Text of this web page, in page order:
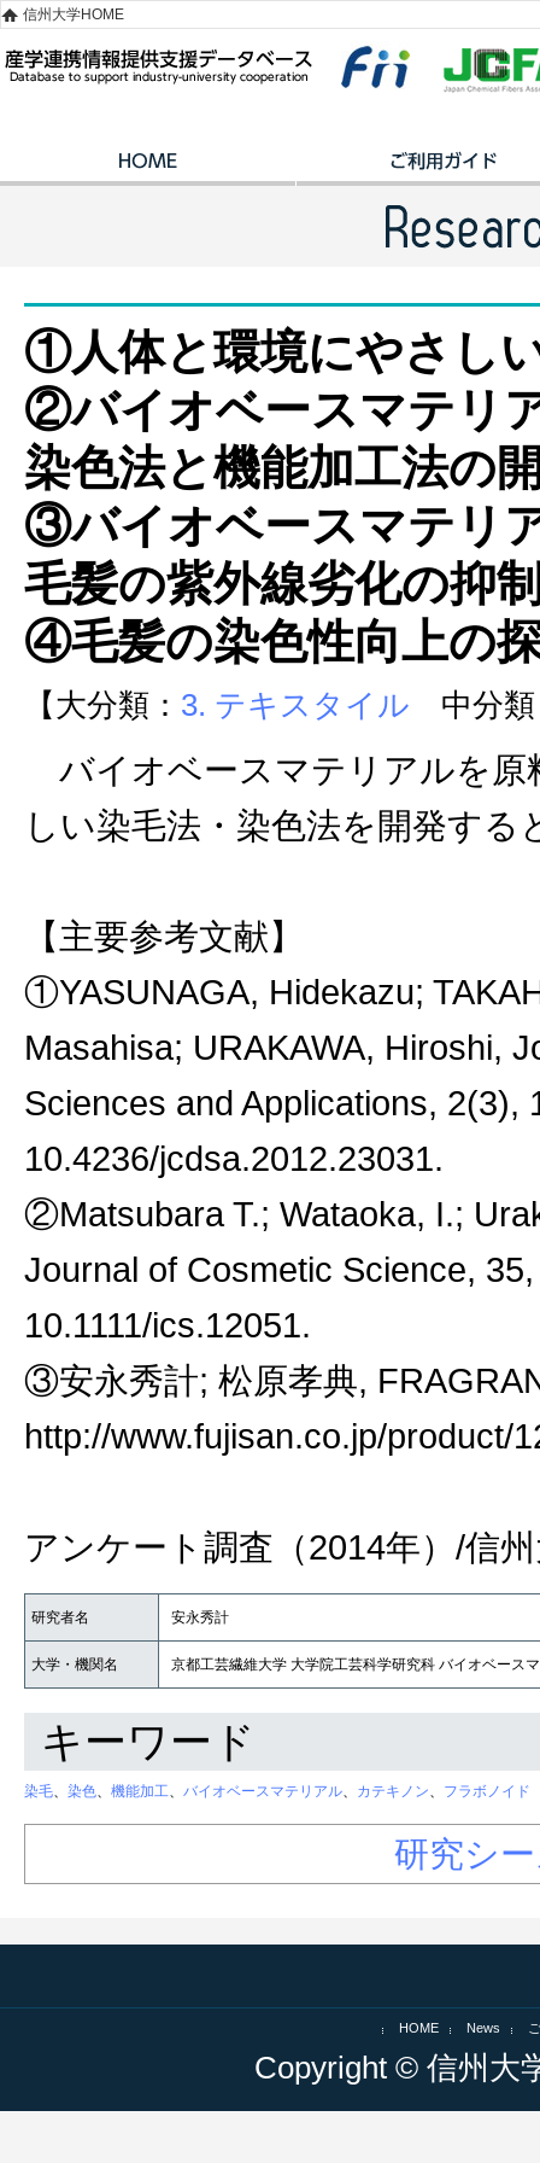
信州大学HOME
①人体と環境にやさし
②バイオベースマテリ
染色法と機能加工法の
③バイオベースマテリ
毛髪の紫外線劣化の抑
④毛髪の染色性向上の
【大分類： 3. テキスタイル 中分類
バイオベースマテリアルを原
しい染毛法・染色法を開発す
【主要参考文献】
①YASUNAGA, Hidekazu;
Masahisa; URAKAWA, Hiroshi,
Sciences and Applications, 2(3),
10.4236/jcdsa.2012.23031.
②Matsubara T.; Wataoka, I.;
Journal of Cosmetic Science,
10.1111/ics.12051.
③安永秀計; 松原孝典,
http://www.fujisan.co.jp/product/
アンケート調査（2014年）/信
研究者名 安永秀計
大学・機関名 京都工芸繊維大学 大学院工芸科学研究科 バイオベース
キーワード
染毛、 染色、 機能加工、 バイオベースマテリアル、 カテキノン、 フラボノイド
研究シ
HOME News
Copyright © 信州大